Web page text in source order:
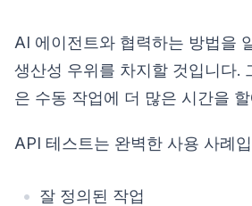
AI 에이전트와 협력하는 방법을
생산성 우위를 차지할 것입니다.
은 수동 작업에 더 많은 시간을
API 테스트는 완벽한 사용 사례
잘 정의된 작업